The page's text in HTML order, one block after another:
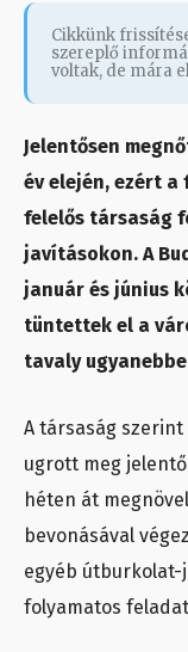
Cikkünk
szereplő
voltak, de mára
Jelentősen
év elején, ezért
felelős társaság
javításokon. A
január és június
tüntettek el a
tavaly
A társaság
ugrott meg
héten át
bevonásával
egyéb útburkolat-
folyamatos